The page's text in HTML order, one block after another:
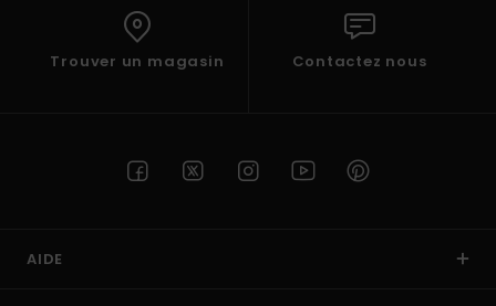
Trouver un magasin Contactez nous
AIDE